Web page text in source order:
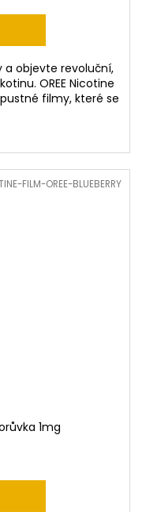
a objevte revoluční,
OREE Nicotine
filmy, které se
1mg
FILM-OREE-BLUEBERRY